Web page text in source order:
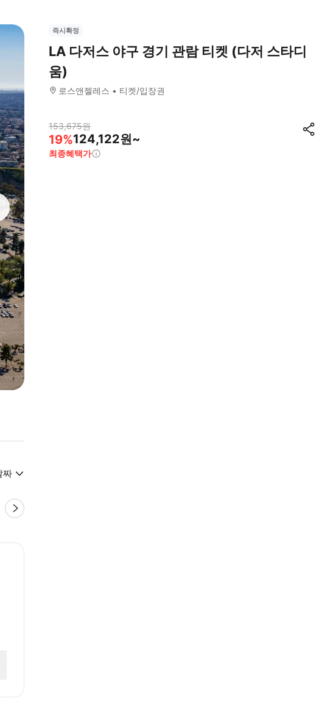
짜
목)
원
즉시확정
LA 다저스 야구 경기 관람 티켓 (다저 스타디
움)
로스앤젤레스 티켓/입장권
153,675원
19%124,122원~
최종혜택가